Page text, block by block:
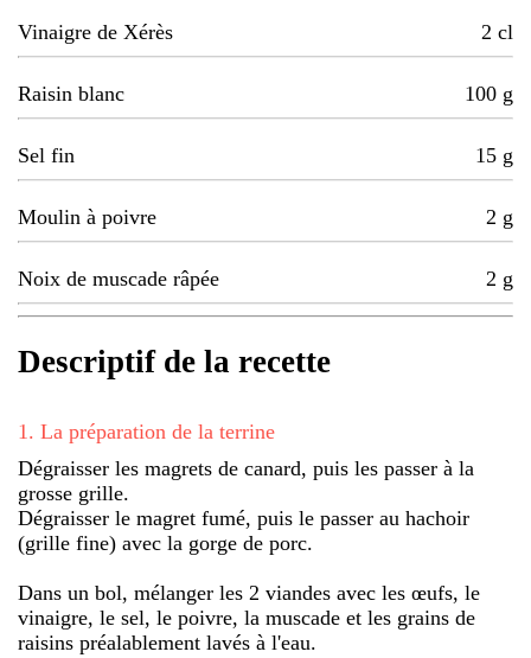
Vinaigre de Xérès 2 cl
Raisin blanc 100 g
Sel fin 15 g
Moulin à poivre 2 g
Noix de muscade râpée 2 g
Descriptif de la recette
1 . La préparation de la terrine
Dégraisser les magrets de canard, puis les passer à la
grosse grille.
Dégraisser le magret fumé, puis le passer au hachoir
(grille fine) avec la gorge de porc.
Dans un bol, mélanger les 2 viandes avec les œufs, le
vinaigre, le sel, le poivre, la muscade et les grains de
raisins préalablement lavés à l'eau.